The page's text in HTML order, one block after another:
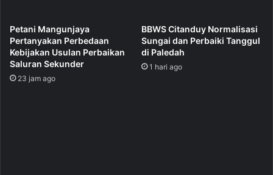
Petani Mangunjaya
Pertanyakan Perbedaan
Kebijakan Usulan Perbaikan
Saluran Sekunder
23 jam ago
BBWS Citanduy Normalisasi
Sungai dan Perbaiki Tanggul
di Paledah
1 hari ago